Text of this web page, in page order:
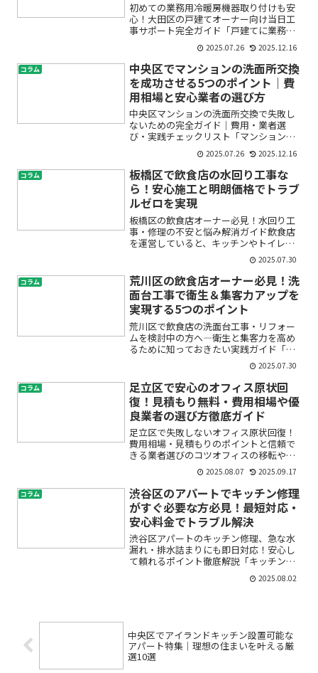
初めての業務用冷暖房機器取り付けも安
心！大田区の戸建てオーナー向け当日工
事サポート完全ガイド「戸建てに業務用
エアコンや冷暖房機器を設置したいけれ
ど、どこに頼めばいいかわからない」
「工事当日になってトラブルが起きない
か心配」「仕事や家庭の都合...
2025.07.26 2025.12.16
コラム
中央区でマンションの洗面所交換
を成功させる5つのポイント｜費
用相場と安心業者の選び方
中央区マンションの洗面所交換で失敗し
ないための完全ガイド｜費用・業者選
び・実践チェックリスト「マンションの
洗面所を新しくしたいけど、何から始め
ていいかわからない」「費用や工事の流
れ、信頼できる業者選びが不安…」そん
なお悩みはありませんか？こ...
2025.07.26 2025.12.16
コラム
板橋区で飲食店の水回り工事な
ら！安心施工と明朗価格でトラブ
ルゼロを実現
板橋区の飲食店オーナー必見！水回り工
事・修理の不安と悩み解消ガイド飲食店
を運営していると、キッチンやトイレな
ど水回りのトラブルは避けて通れませ
ん。「突然排水管が詰まった」「厨房の
水漏れが止まらない」「グリストラップ
の清掃はどうしたらいいの？...
2025.07.30
コラム
荒川区の飲食店オーナー必見！洗
面台工事で衛生＆集客力アップを
実現する5つのポイント
荒川区で飲食店の洗面台工事・リフォー
ムを検討中の方へ―衛生と集客力を高め
るために知っておきたい実践ガイド「お
客様に安心して利用してもらえるお店に
したい」「手洗い台や洗面台をもっと使
いやすくしたい」「そろそろ店舗の衛生
設備を見直したいけど、工...
2025.07.30
コラム
足立区で安心のオフィス原状回
復！見積もり無料・費用相場や優
良業者の選び方徹底ガイド
足立区で失敗しないオフィス原状回復！
費用相場・見積もりのポイントと信頼で
きる業者選びのコツオフィスの移転や退
去で「原状回復」が必要になったとき、
「費用がどれくらいかかる？」「どこに
頼めば安心？」「見積もりはどう比べ
る？」など、さまざまな不安...
2025.08.07 2025.09.17
コラム
渋谷区のアパートでキッチン修理
がすぐ必要な方必見！最短対応・
安心料金でトラブル解決
渋谷区アパートのキッチン修理、急な水
漏れ・排水詰まりにも即日対応！安心し
て頼れるポイント徹底解説「キッチンの
水漏れが突然起きてしまった」「排水口
が詰まって料理や洗い物ができない…」
2025.08.02
中央区でアイランドキッチン設置可能な
アパート特集｜理想の住まいを叶える厳
選10選